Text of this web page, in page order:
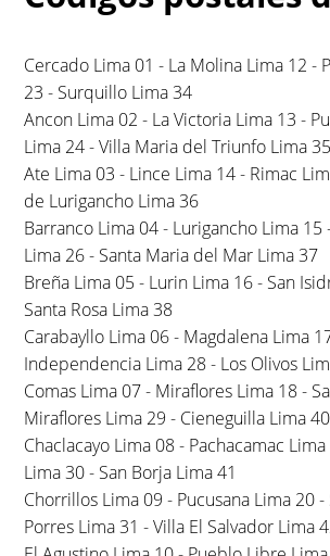
Cercado Lima 01 - La Molina Lima 12 -
23 - Surquillo Lima 34
Ancon Lima 02 - La Victoria Lima 13 -
Lima 24 - Villa Maria del Triunfo Lima 35
Ate Lima 03 - Lince Lima 14 - Rimac
de Lurigancho Lima 36
Barranco Lima 04 - Lurigancho Lima 15
Lima 26 - Santa Maria del Mar Lima 37
Breña Lima 05 - Lurin Lima 16 - San
Santa Rosa Lima 38
Carabayllo Lima 06 - Magdalena Lima
Independencia Lima 28 - Los Olivos
Comas Lima 07 - Miraflores Lima 18 -
Miraflores Lima 29 - Cieneguilla Lima 40
Chaclacayo Lima 08 - Pachacamac
Lima 30 - San Borja Lima 41
Chorrillos Lima 09 - Pucusana Lima 20
Porres Lima 31 - Villa El Salvador Lima